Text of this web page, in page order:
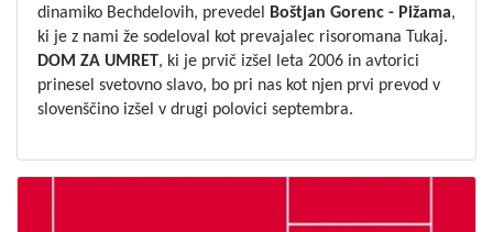
dinamiko Bechdelovih, prevedel
Boštjan Gorenc - Pižama,
ki je z nami že sodeloval kot prevajalec risoromana Tukaj.
DOM ZA UMRET, ki je prvič izšel leta 2006 in avtorici
prinesel svetovno slavo, bo pri nas kot njen prvi prevod v
slovenščino izšel v drugi polovici septembra.